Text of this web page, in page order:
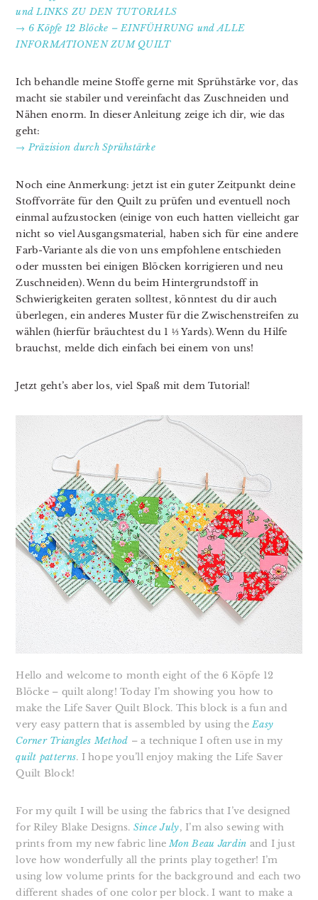
und LINKS ZU DEN TUTORIALS
→ 6 Köpfe 12 Blöcke – EINFÜHRUNG und ALLE
INFORMATIONEN ZUM QUILT
Ich behandle meine Stoffe gerne mit Sprühstärke vor, das
macht sie stabiler und vereinfacht das Zuschneiden und
Nähen enorm. In dieser Anleitung zeige ich dir, wie das
geht:
→ Präzision durch Sprühstärke
Noch eine Anmerkung: jetzt ist ein guter Zeitpunkt deine
Stoffvorräte für den Quilt zu prüfen und eventuell noch
einmal aufzustocken (einige von euch hatten vielleicht gar
nicht so viel Ausgangsmaterial, haben sich für eine andere
Farb-Variante als die von uns empfohlene entschieden
oder mussten bei einigen Blöcken korrigieren und neu
Zuschneiden). Wenn du beim Hintergrundstoff in
Schwierigkeiten geraten solltest, könntest du dir auch
überlegen, ein anderes Muster für die Zwischenstreifen zu
wählen (hierfür bräuchtest du 1 ⅓ Yards). Wenn du Hilfe
brauchst, melde dich einfach bei einem von uns!
Jetzt geht’s aber los, viel Spaß mit dem Tutorial!
Hello and welcome to month eight of the 6 Köpfe 12
Blöcke – quilt along! Today I’m showing you how to
make the Life Saver Quilt Block. This block is a fun and
very easy pattern that is assembled by using the Easy
Corner Triangles Method – a technique I often use in my
quilt patterns. I hope you’ll enjoy making the Life Saver
Quilt Block!
For my quilt I will be using the fabrics that I’ve designed
for Riley Blake Designs. Since July, I’m also sewing with
prints from my new fabric lineMon Beau Jardin and I just
love how wonderfully all the prints play together! I’m
using low volume prints for the background and each two
different shades of one color per block. I want to make a